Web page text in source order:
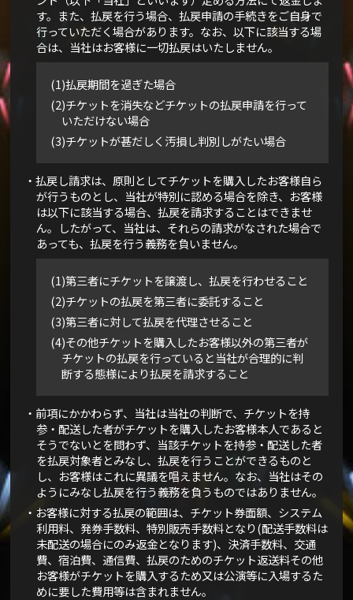
す。また、払戻を行う場合、払戻申請の手続きをご自身で
行っていただく場合があります。なお、以下に該当する場
合は、当社はお客様に一切払戻はいたしません。
(1)払戻期間を過ぎた場合
(2)チケットを消失などチケットの払戻申請を行って
いただけない場合
(3)チケットが甚だしく汚損し判別しがたい場合
・払戻し請求は、原則としてチケットを購入したお客様自ら
が行うものとし、当社が特別に認める場合を除き、お客様
は以下に該当する場合、払戻を請求することはできませ
ん。したがって、当社は、それらの請求がなされた場合で
あっても、払戻を行う義務を負いません。
(1)第三者にチケットを譲渡し、払戻を行わせること
(2)チケットの払戻を第三者に委託すること
(3)第三者に対して払戻を代理させること
(4)その他チケットを購入したお客様以外の第三者が
チケットの払戻を行っていると当社が合理的に判
断する態様により払戻を請求すること
・前項にかかわらず、当社は当社の判断で、チケットを持
参・配送した者がチケットを購入したお客様本人であると
そうでないとを問わず、当該チケットを持参・配送した者
を払戻対象者とみなし、払戻を行うことができるものと
し、お客様はこれに異議を唱えません。なお、当社はその
ようにみなし払戻を行う義務を負うものではありません。
・お客様に対する払戻の範囲は、チケット券面額、システム
利用料、発券手数料、特別販売手数料となり(配送手数料は
未配送の場合にのみ返金となります)、決済手数料、交通
費、宿泊費、通信費、払戻のためのチケット返送料その他
お客様がチケットを購入するため又は公演等に入場するた
めに要した費用等は含まれません。